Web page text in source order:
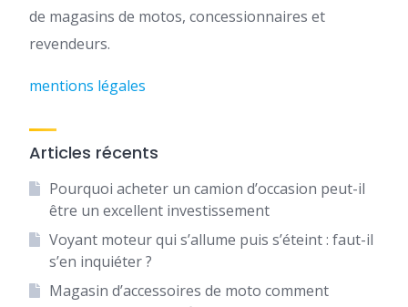
de magasins de motos, concessionnaires et
revendeurs.
mentions légales
Articles récents
Pourquoi acheter un camion d’occasion peut-il
être un excellent investissement
Voyant moteur qui s’allume puis s’éteint : faut-il
s’en inquiéter ?
Magasin d’accessoires de moto comment